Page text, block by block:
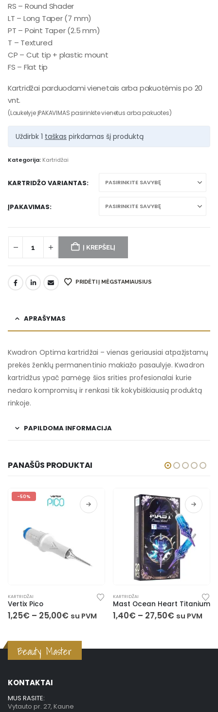
RS – Round Shader
LT – Long Taper (7 mm)
PT – Point Taper (2.5 mm)
T – Textured
CP – Cut tip + plastic mount
FS – Flat tip
Kartridžai parduodami vienetais arba pakuotėmis po 20
vnt.
(Laukelyje ĮPAKAVIMAS pasirinkite vienetus arba pakuotes)
Uždirbk 1 taškas pirkdamas šį produktą
Kategorija: Kartridžai
KARTRIDŽO VARIANTAS
ĮPAKAVIMAS
Į KREPŠELĮ
PRIDĖTI Į MĖGSTAMIAUSIUS
APRAŠYMAS
Kwadron Optima kartridžai – vienas geriausiai atpažįstamų
prekės ženklų permanentinio makiažo pasaulyje. Kwadron
kartridžus ypač pamėgę šios srities profesionalai kurie
nedaro kompromisų ir renkasi tik kokybiškiausią produktą
rinkoje.
PAPILDOMA INFORMACIJA
PANAŠŪS PRODUKTAI
25,00 € su PVM
KARTRIDŽAI
Mast Ocean Heart Titanium
1,40 27,50 € su PVM
KARTRIDŽAI
Kwadron
1,55
Beauty Master
KONTAKTAI
MUS RASITE:
Vytauto pr. 27, Kaune